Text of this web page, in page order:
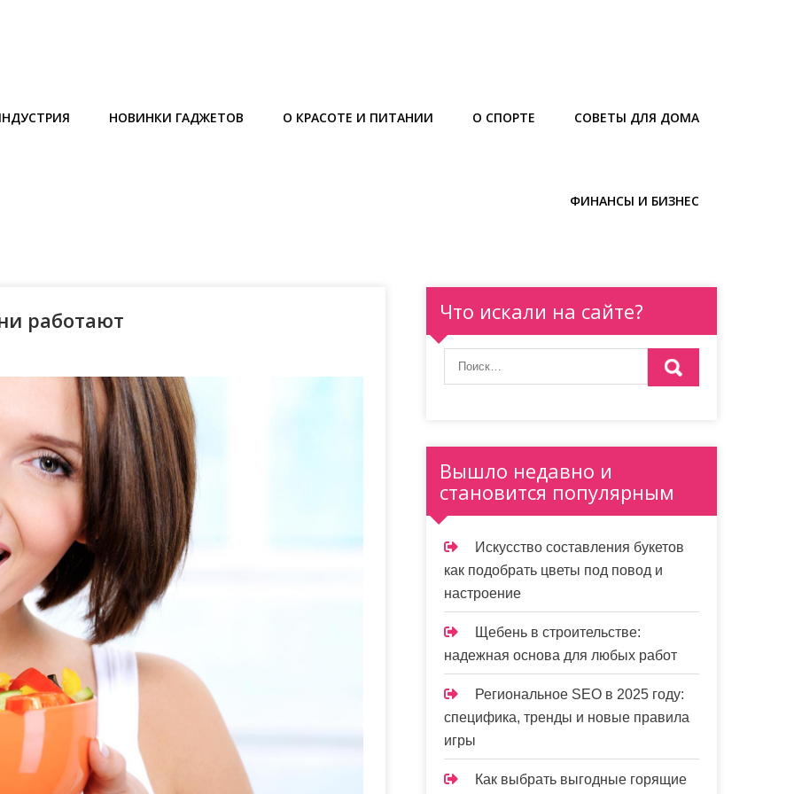
НОВИНКИ ГАДЖЕТОВ О КРАСОТЕ И ПИТАНИИ О СПОРТЕ СОВЕТЫ ДЛЯ ДОМА
ФИНАНСЫ И БИЗНЕС
работают Что искали на сайте?
Вышло недавно и
становится популярным
Искусство составления букетов
как подобрать цветы под повод и
настроение
Щебень в строительстве:
надежная основа для любых работ
Региональное SEO в 2025 году:
специфика, тренды и новые правила
игры
Как выбрать выгодные горящие